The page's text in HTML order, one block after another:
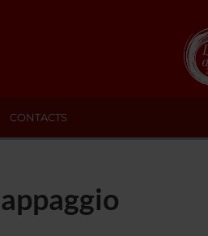
CONTACTS